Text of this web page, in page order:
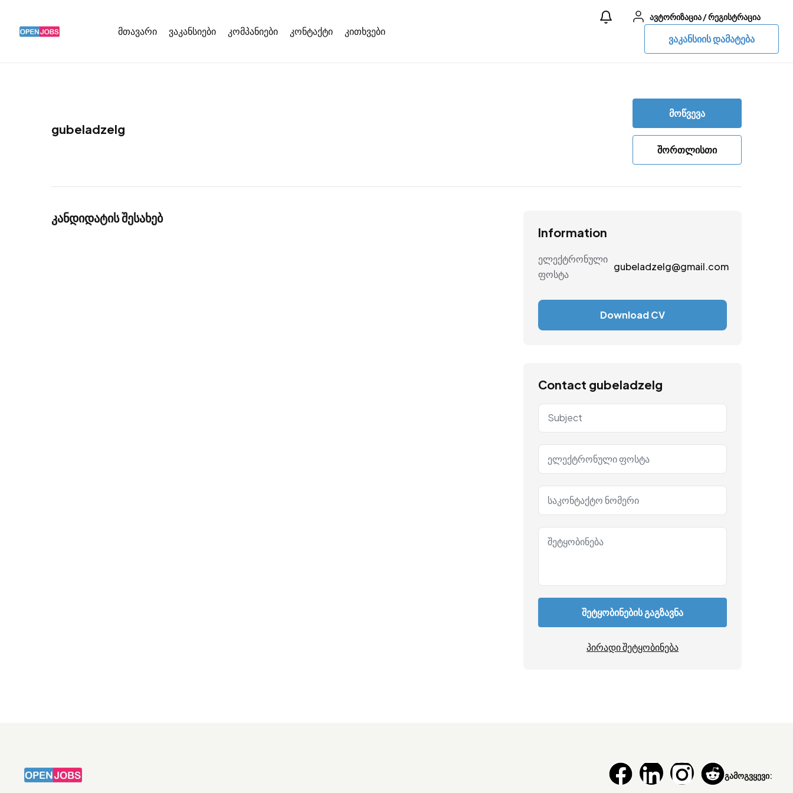
მთავარი ვაკანსიები კომპანიები კონტაქტი კითხვები
ავტორიზაცია/რეგისტრაცია
ვაკანსიის დამატება
gubeladzelg
მოწვევა
შორთლისთი
კანდიდატის შესახებ
Information
ელექტრონული
ფოსტა
gubeladzelg@gmail.com
Download CV
Contact gubeladzelg
შეტყობინების გაგზავნა
პირადი შეტყობინება
გამოგვყევი: